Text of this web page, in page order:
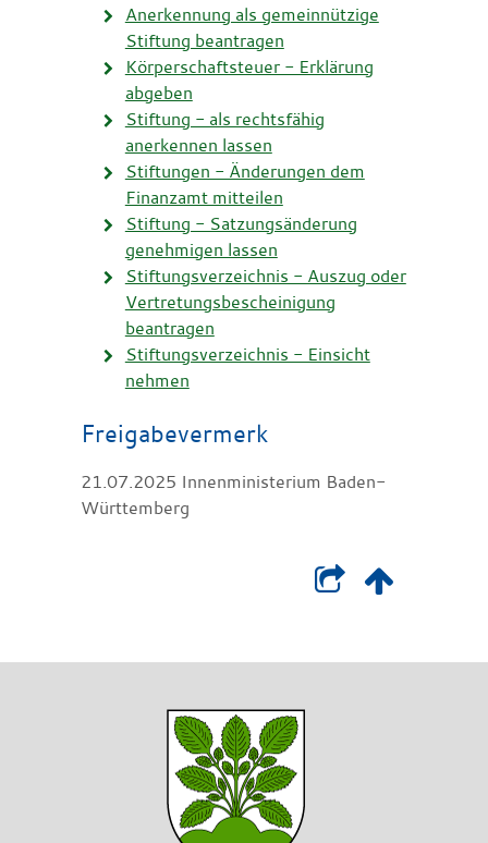
Anerkennung als gemeinnützige
Stiftung beantragen
Körperschaftsteuer - Erklärung
abgeben
Stiftung - als rechtsfähig
anerkennen lassen
Stiftungen - Änderungen dem
Finanzamt mitteilen
Stiftung - Satzungsänderung
genehmigen lassen
Stiftungsverzeichnis - Auszug oder
Vertretungsbescheinigung
beantragen
Stiftungsverzeichnis - Einsicht
nehmen
Freigabevermerk
21.07.2025 Innenministerium Baden-
Württemberg